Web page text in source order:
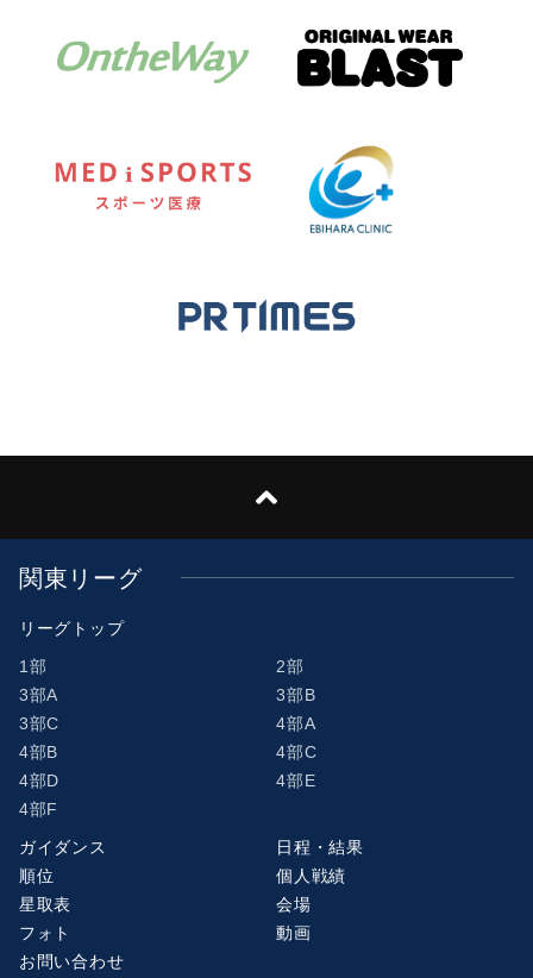
関東リーグ
リーグトップ
1部
2部
3部A
3部B
3部C
4部A
4部B
4部C
4部D
4部E
4部F
ガイダンス
日程・結果
順位
個人戦績
星取表
会場
フォト
動画
お問い合わせ